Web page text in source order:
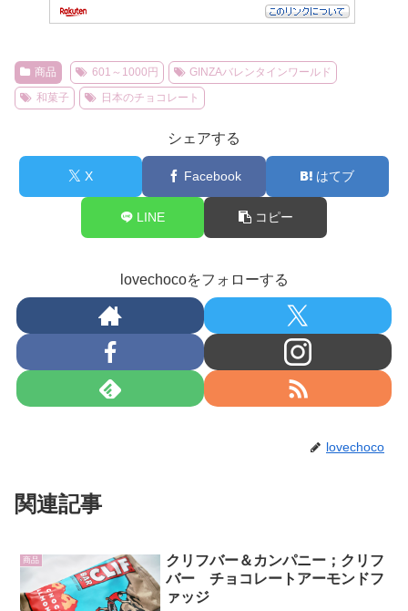
商品 601～1000円
GINZAバレンタインワールド
和菓子
日本のチョコレート
シェアする
X Facebook はてブ
LINE コピー
lovechocoをフォローする
lovechoco
関連記事
商品
クリフバー＆カンパニー；クリフ
バー チョコレートアーモンドフ
ァッジ